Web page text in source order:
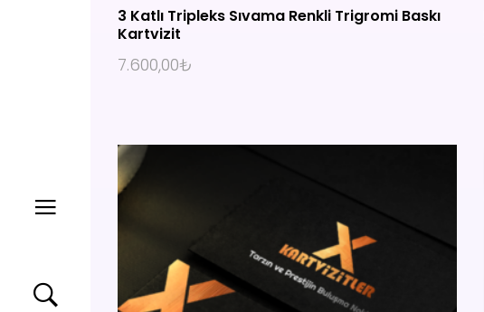
0
o
u
t
o
3 Katlı Tripleks Sıvama Renkli Trigromi Baskı
Kartvizit
7.600,00₺